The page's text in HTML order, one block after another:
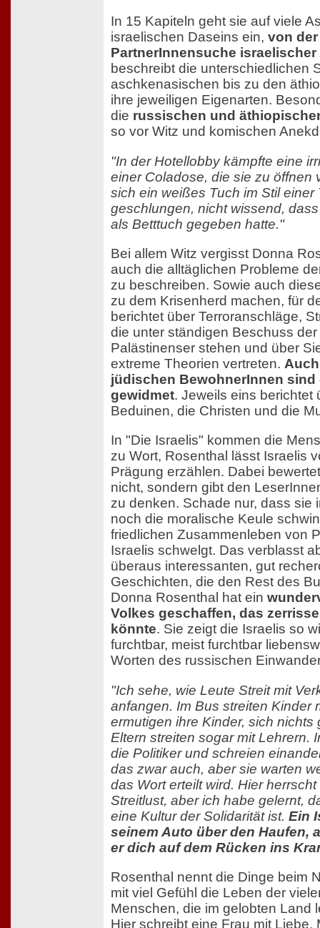
In 15 Kapiteln geht sie auf viele
israelischen Daseins ein, von
PartnerInnensuche israelischer
beschreibt die unterschiedlichen
aschkenasischen bis zu den
ihre jeweiligen Eigenarten.
die russischen und
so vor Witz und komischen
"In der Hotellobby kämpfte eine
einer Coladose, die sie zu öffnen
sich ein weißes Tuch im Stil einer
geschlungen, nicht wissend,
als Betttuch gegeben hatte."
Bei allem Witz vergisst Donna
auch die alltäglichen Probleme
zu beschreiben. Sowie auch
zu dem Krisenherd machen, für
berichtet über Terroranschläge,
die unter ständigen Beschuss
Palästinenser stehen und über
extreme Theorien vertreten.
jüdischen BewohnerInnen sind
gewidmet. Jeweils eins berichtet
Beduinen, die Christen und die
In "Die Israelis" kommen die
zu Wort, Rosenthal lässt Israelis
Prägung erzählen. Dabei
nicht, sondern gibt den
zu denken. Schade nur, dass sie
noch die moralische Keule
friedlichen Zusammenleben von
Israelis schwelgt. Das verblasst
überaus interessanten, gut
Geschichten, die den Rest des
Donna Rosenthal hat ein
Volkes geschaffen, das
könnte. Sie zeigt die Israelis so
furchtbar, meist furchtbar
Worten des russischen
"Ich sehe, wie Leute Streit mit
anfangen. Im Bus streiten Kinder
ermutigen ihre Kinder, sich nichts
Eltern streiten sogar mit Lehrern.
die Politiker und schreien
das zwar auch, aber sie warten
das Wort erteilt wird. Hier
Streitlust, aber ich habe gelernt,
eine Kultur der Solidarität ist. Ein
seinem Auto über den Haufen,
er dich auf dem Rücken ins
Rosenthal nennt die Dinge beim
mit viel Gefühl die Leben der
Menschen, die im gelobten Land
Hier schreibt eine Frau mit Liebe.